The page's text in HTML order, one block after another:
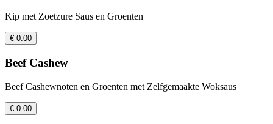
Kip met Zoetzure Saus en Groenten
€ 0.00
Beef Cashew
Beef Cashewnoten en Groenten met Zelfgemaakte Woksaus
€ 0.00